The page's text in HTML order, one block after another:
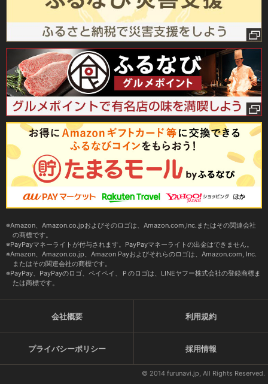
Amazon、Amazon.co.jpおよびそのロゴは、Amazon.com,Inc.またはその関連会社
の商標です。
PayPayマネーライトが付与されます。PayPayマネーライトの出金はできません。
Amazon、Amazon.co.jp、Amazon Payおよびそれらのロゴは、Amazon.com, Inc.
またはその関連会社の商標です。
PayPay、PayPayのロゴ、ペイペイ、Ｐのロゴは、LINEヤフー株式会社の登録商標ま
たは商標です。
会社概要 利用規約
プライバシーポリシー 採用情報
© 2014 furunavi.jp, All Rights Reserved.